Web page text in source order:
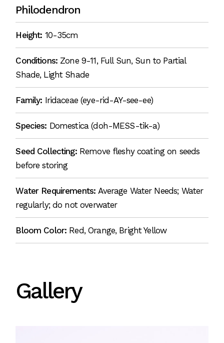
Philodendron
Height: 10-35cm
Conditions: Zone 9-11, Full Sun, Sun to Partial
Shade, Light Shade
Family: Iridaceae (eye-rid-AY-see-ee)
Species: Domestica (doh-MESS-tik-a)
Seed Collecting: Remove fleshy coating on seeds
before storing
Water Requirements:Average Water Needs; Water
regularly; do not overwater
Bloom Color: Red, Orange, Bright Yellow
Gallery